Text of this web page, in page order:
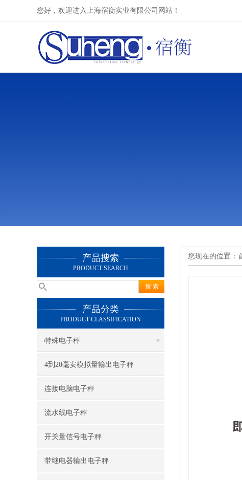
您好，欢迎进入上海宿衡实业有限公司网站！
产品搜索
PRODUCT SEARCH
产品分类
PRODUCT CLASSIFICATION
特殊电子秤
4到20毫安模拟量输出电子秤
连接电脑电子秤
流水线电子秤
开关量信号电子秤
带继电器输出电子秤
您现在的位置：